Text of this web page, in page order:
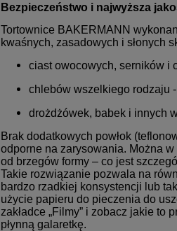
Bezpieczeństwo i najwyższa
Tortownice BAKERMANN
kwaśnych, zasadowych i słonych
ciast owocowych, serników i
chlebów wszelkiego rodzaju
drożdżówek, babek i innych
Brak dodatkowych powłok
odporne na zarysowania. Można
od brzegów formy – co jest
Takie rozwiązanie pozwala na
bardzo rzadkiej konsystencji lub
użycie papieru do pieczenia do
zakładce „Filmy” i zobacz jakie
płynną galaretkę.